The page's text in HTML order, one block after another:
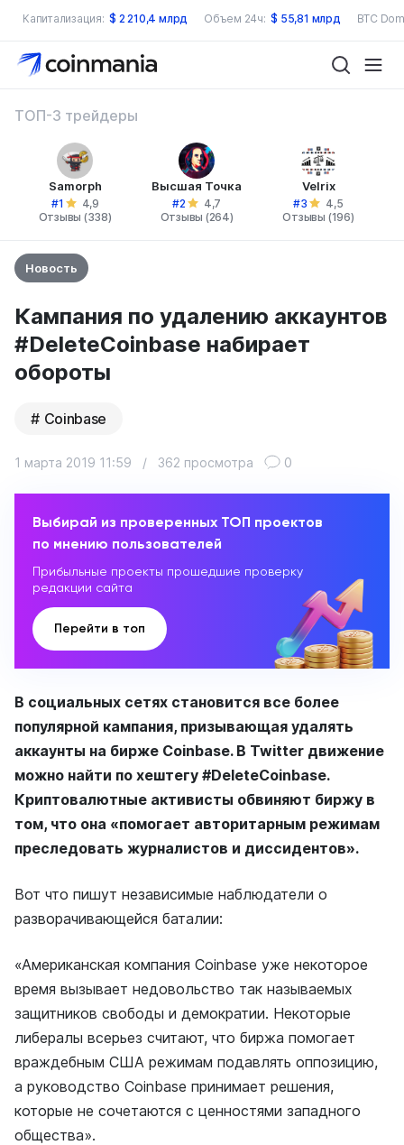
Капитализация: $ 2 210,4 млрд Объем 24ч: $ 55,81 млрд BTC
ТОП-3 трейдеры
Samorph
#1
4,9
Отзывы (338)
Высшая Точка
#2
4,7
Отзывы (264)
Velrix
#3
4,5
Отзывы (196)
Новость
Кампания по удалению аккаунтов
#DeleteCoinbase набирает
обороты
Coinbase
1 марта 2019 11:59 / 362 просмотра 0
Выбирай из проверенных ТОП проектов
по мнению пользователей
Прибыльные проекты прошедшие проверку
редакции сайта
Перейти в топ
В социальных сетях становится все более
популярной кампания, призывающая удалять
аккаунты на бирже Coinbase. В Twitter движение
можно найти по хештегу #DeleteCoinbase.
Криптовалютные активисты обвиняют биржу в
том, что она «помогает авторитарным режимам
преследовать журналистов и диссидентов».
Вот что пишут независимые наблюдатели о
разворачивающейся баталии:
«Американская компания Coinbase уже некоторое
время вызывает недовольство так называемых
защитников свободы и демократии. Некоторые
либералы всерьез считают, что биржа помогает
враждебным США режимам подавлять оппозицию,
а руководство Coinbase принимает решения,
которые не сочетаются с ценностями западного
общества».